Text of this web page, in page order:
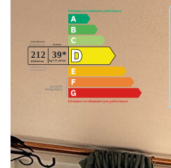
pour un usage standard entre
indexées aux années